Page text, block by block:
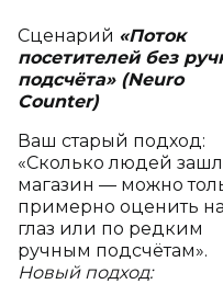
Сценарий «Поток
посетителей без
подсчёта» (Neuro
Counter)
Ваш старый подход:
«Сколько людей
магазин — можно
примерно оценить на
глаз или по редким
ручным подсчётам».
Новый подход: